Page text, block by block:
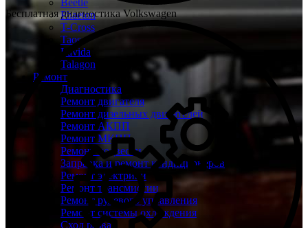
Beetle
Phaeton
T-Cross
Taos
Lavida
Talagon
Ремонт
Диагностика
Ремонт двигателя
Ремонт дизельных двигателей
Ремонт АКПП
Ремонт МКПП
Ремонт подвески
Заправка и ремонт кондиционеров
Ремонт электрики
Ремонт трансмиссии
Ремонт рулевого управления
Ремонт системы охлаждения
Сход развал
Бесплатная диагностика Volkswagen